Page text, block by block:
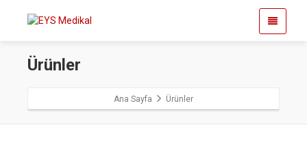
Ürünler
Ana Sayfa Ürünler